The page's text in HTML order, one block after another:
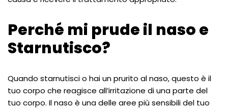
Perché mi prude il naso e
Starnutisco?
Quando starnutisci o hai un prurito al naso, questo è il
tuo corpo che reagisce all’irritazione di una parte del
tuo corpo. Il naso è una delle aree più sensibili del tuo